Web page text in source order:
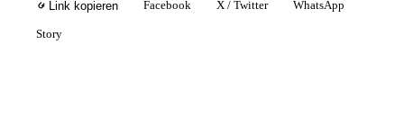
Link kopieren Facebook X / Twitter WhatsApp
Story